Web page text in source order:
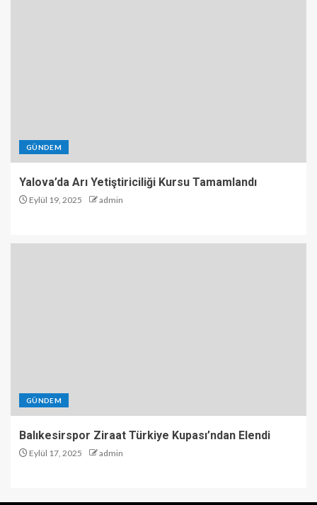
GÜNDEM
Yalova’da Arı Yetiştiriciliği Kursu Tamamlandı
Eylül 19, 2025 admin
GÜNDEM
Balıkesirspor Ziraat Türkiye Kupası’ndan Elendi
Eylül 17, 2025 admin